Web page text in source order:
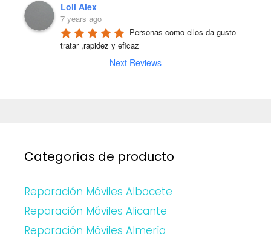
Loli Alex
7 years ago
Personas como ellos da gusto
tratar ,rapidez y eficaz
Next Reviews
Categorías de producto
Reparación Móviles Albacete
Reparación Móviles Alicante
Reparación Móviles Almería